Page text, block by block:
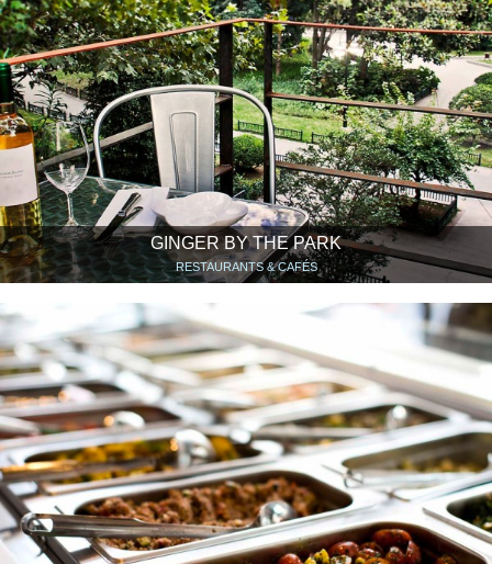
GINGER BY THE PARK
RESTAURANTS & CAFÉS